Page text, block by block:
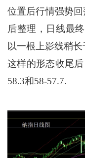
位置后行情强势
后整理，日线最
以一根上影线稍
这样的形态收尾
58.3和58-57.7.